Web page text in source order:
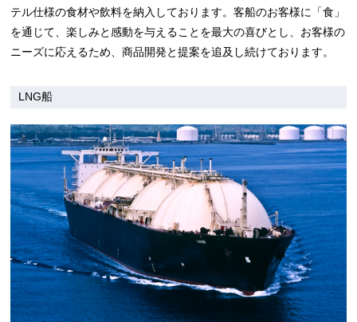
テル仕様の食材や飲料を納入しております。客船のお客様に「食」
を通じて、楽しみと感動を与えることを最大の喜びとし、お客様の
ニーズに応えるため、商品開発と提案を追及し続けております。
LNG船